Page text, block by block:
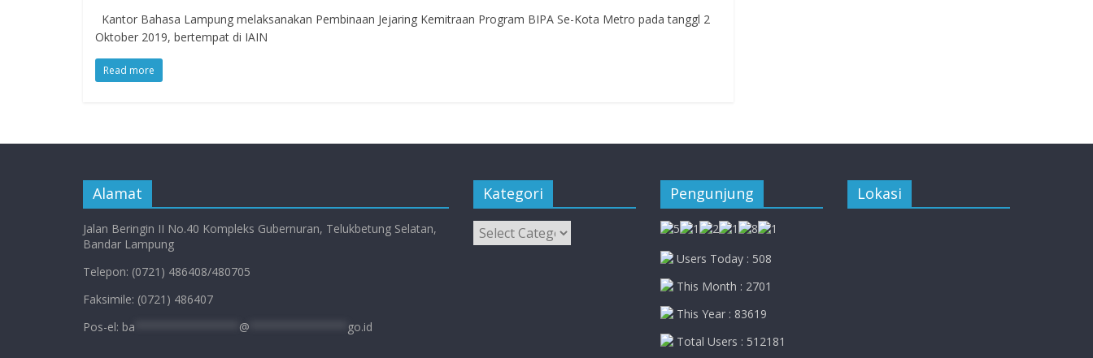
Kantor Bahasa Lampung melaksanakan Pembinaan Jejaring Kemitraan Program BIPA Se-Kota Metro pada tanggl 2
Oktober 2019, bertempat di IAIN
Read more
Alamat
Jalan Beringin II No.40 Kompleks Gubernuran, Telukbetung Selatan,
Bandar Lampung
Telepon: (0721) 486408/480705
Faksimile: (0721) 486407
Pos-el: ba @ go.id
Kategori
Kategori
Pengunjung
Users Today : 508
This Month : 2701
This Year : 83619
Total Users : 512181
Lokasi